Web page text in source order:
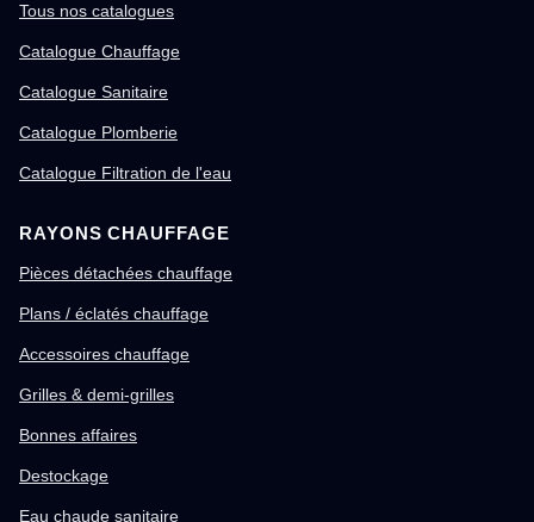
Tous nos catalogues
Catalogue Chauffage
Catalogue Sanitaire
Catalogue Plomberie
Catalogue Filtration de l'eau
RAYONS CHAUFFAGE
Pièces détachées chauffage
Plans / éclatés chauffage
Accessoires chauffage
Grilles & demi-grilles
Bonnes affaires
Destockage
Eau chaude sanitaire